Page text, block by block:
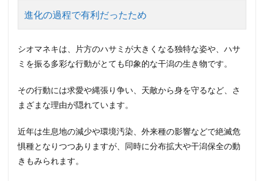
進化の過程で有利だったため
シオマネキは、片方のハサミが大きくなる独特な姿や、ハサ
ミを振る多彩な行動がとても印象的な干潟の生き物です。
その行動には求愛や縄張り争い、天敵から身を守るなど、さ
まざまな理由が隠れています。
近年は生息地の減少や環境汚染、外来種の影響などで絶滅危
惧種となりつつありますが、同時に分布拡大や干潟保全の動
きもみられます。